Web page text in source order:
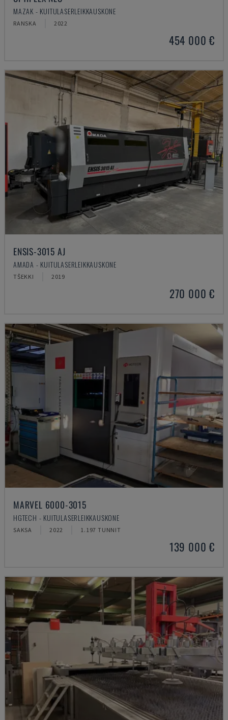
MAZAK - KUITULASERLEIKKAUSKONE
RANSKA 2022
454 000 €
ENSIS-3015 AJ
AMADA - KUITULASERLEIKKAUSKONE
TŠEKKI 2019
270 000 €
MARVEL 6000-3015
HGTECH - KUITULASERLEIKKAUSKONE
SAKSA 2022 1.197 TUNNIT
139 000 €